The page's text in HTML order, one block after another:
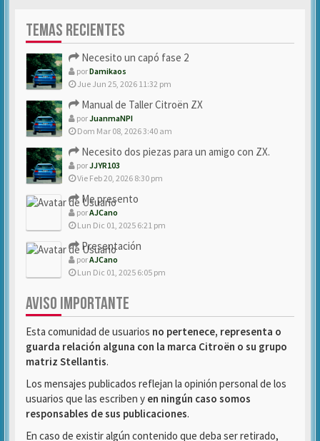
TEMAS RECIENTES
Necesito un capó fase 2
porDamikaos
Jue Jun 25, 2026 11:32 pm
Manual de Taller Citroën ZX
porJuanmaNPI
Dom Mar 08, 2026 3:40 am
Necesito dos piezas para un amigo con ZX.
porJJYR103
Vie Feb 20, 2026 8:30 pm
Me presento
porAJCano
Lun Dic 01, 2025 6:21 pm
Presentación
porAJCano
Lun Dic 01, 2025 6:05 pm
AVISO IMPORTANTE
Esta comunidad de usuarios no pertenece, representa o
guarda relación alguna con la marca Citroën o su grupo
matriz Stellantis.
Los mensajes publicados reflejan la opinión personal de los
usuarios que las escriben y en ningún caso somos
responsables de sus publicaciones.
En caso de existir algún contenido que deba ser retirado,